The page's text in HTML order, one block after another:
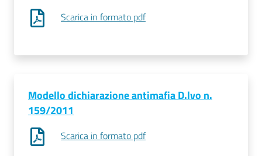
L'impresa
digitale
Prenotazioni
on line
Scarica in formato pdf
Modello dichiarazione antimafia D.lvo n.
159/2011
Scarica in formato pdf